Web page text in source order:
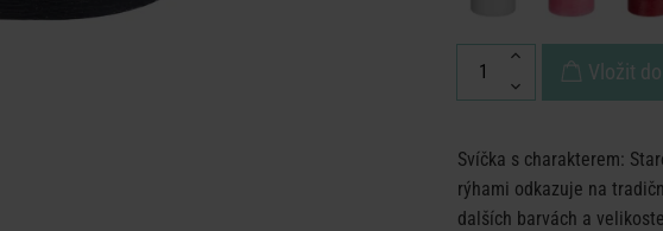
Vložit
Svíčka s charakterem:
rýhami odkazuje na
dalších barvách a